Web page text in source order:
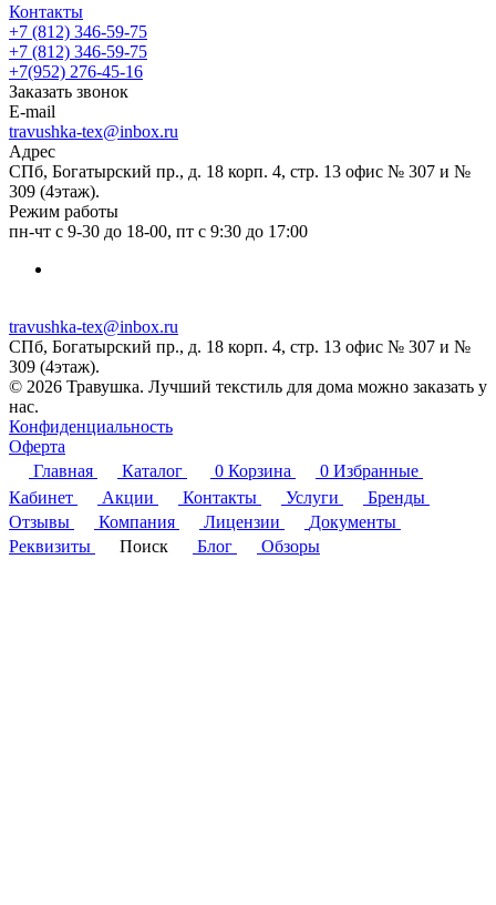
Контакты
+7 (812) 346-59-75
+7 (812) 346-59-75
+7(952) 276-45-16
Заказать звонок
E-mail
travushka-tex@inbox.ru
Адрес
СПб, Богатырский пр., д. 18 корп. 4, стр. 13 офис № 307 и №
309 (4этаж).
Режим работы
пн-чт с 9-30 до 18-00, пт с 9:30 до 17:00
travushka-tex@inbox.ru
СПб, Богатырский пр., д. 18 корп. 4, стр. 13 офис № 307 и №
309 (4этаж).
© 2026 Травушка. Лучший текстиль для дома можно заказать у
нас.
Конфиденциальность
Оферта
Главная
Каталог 0 Корзина 0 Избранные
Кабинет
Акции Контакты Услуги
Бренды
Отзывы
Компания Лицензии
Документы
Реквизиты
Поиск Блог Обзоры